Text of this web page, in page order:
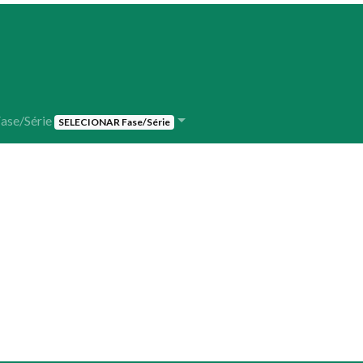
Série SELECIONAR Fase/Série